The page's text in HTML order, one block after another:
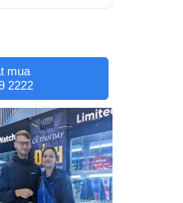
mua
2222